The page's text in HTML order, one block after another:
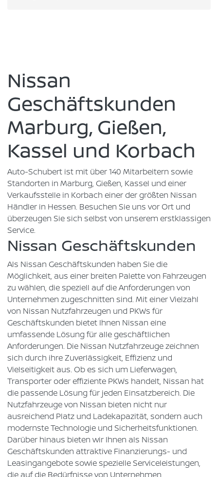
Nissan
Geschäftskunden
Marburg, Gießen,
Kassel und Korbach
Auto-Schubert ist mit über 140 Mitarbeitern sowie
Standorten in Marburg, Gießen, Kassel und einer
Verkaufsstelle in Korbach einer der größten Nissan
Händler in Hessen. Besuchen Sie uns vor Ort und
überzeugen Sie sich selbst von unserem erstklassigen
Service.
Nissan Geschäftskunden
Als Nissan Geschäftskunden haben Sie die
Möglichkeit, aus einer breiten Palette von Fahrzeugen
zu wählen, die speziell auf die Anforderungen von
Unternehmen zugeschnitten sind. Mit einer Vielzahl
von Nissan Nutzfahrzeugen und PKWs für
Geschäftskunden bietet Ihnen Nissan eine
umfassende Lösung für alle geschäftlichen
Anforderungen. Die Nissan Nutzfahrzeuge zeichnen
sich durch ihre Zuverlässigkeit, Effizienz und
Vielseitigkeit aus. Ob es sich um Lieferwagen,
Transporter oder effiziente PKWs handelt, Nissan hat
die passende Lösung für jeden Einsatzbereich. Die
Nutzfahrzeuge von Nissan bieten nicht nur
ausreichend Platz und Ladekapazität, sondern auch
modernste Technologie und Sicherheitsfunktionen.
Darüber hinaus bieten wir Ihnen als Nissan
Geschäftskunden attraktive Finanzierungs- und
Leasingangebote sowie spezielle Serviceleistungen,
die auf die Bedürfnisse von Unternehmen